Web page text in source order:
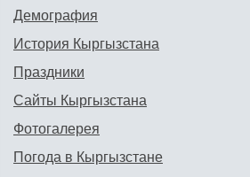
Демография
История Кыргызстана
Праздники
Сайты Кыргызстана
Фотогалерея
Погода в Кыргызстане